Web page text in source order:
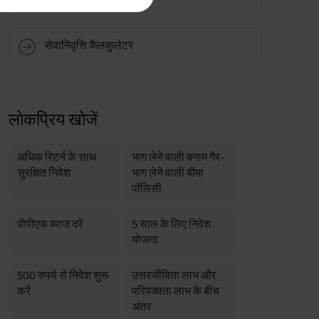
payment term 10 yrs , policy
Period 0 years.
of GST.). Annual Income of ₹
सेवानिवृत्ति कैलकुलेटर
लोकप्रिय खोजें
अधिक रिटर्न के साथ
सुरक्षित निवेश
भाग लेने वाली बनाम गैर-
भाग लेने वाली बीमा
पॉलिसी
पीपीएफ ब्याज दरें
5 साल के लिए निवेश
योजना
500 रुपये से निवेश शुरू
करें
उत्तरजीविता लाभ और
परिपक्वता लाभ के बीच
अंतर